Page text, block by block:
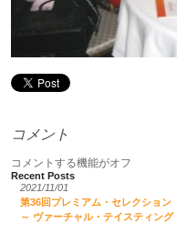
コメント
コメントする機能がオフ
Recent Posts
2021/11/01
第36回プレミアム・セレクション
～ ヴァーチャル・テイスティング